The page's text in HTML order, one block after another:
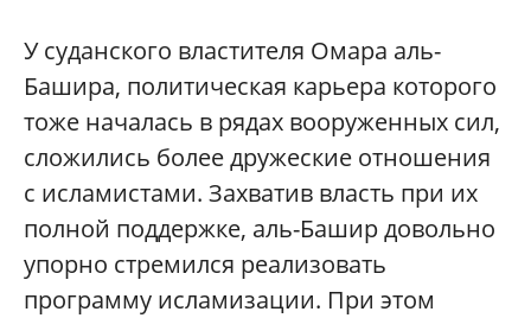
У суданского властителя Омара аль-
Башира, политическая карьера которого
тоже началась в рядах вооруженных сил,
сложились более дружеские отношения
с исламистами. Захватив власть при их
полной поддержке, аль-Башир довольно
упорно стремился реализовать
программу исламизации. При этом